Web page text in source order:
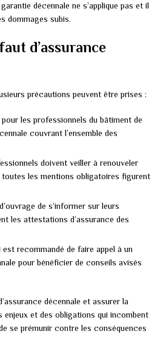
décennale ne s’applique pas et il
dommages subis.
d’assurance
précautions peuvent être prises :
les professionnels du bâtiment de
couvrant l’ensemble des
doivent veiller à renouveler
les mentions obligatoires figurent
de s’informer sur leurs
les attestations d’assurance des
recommandé de faire appel à un
pour bénéficier de conseils avisés
décennale et assurer la
et des obligations qui incombent
se prémunir contre les conséquences